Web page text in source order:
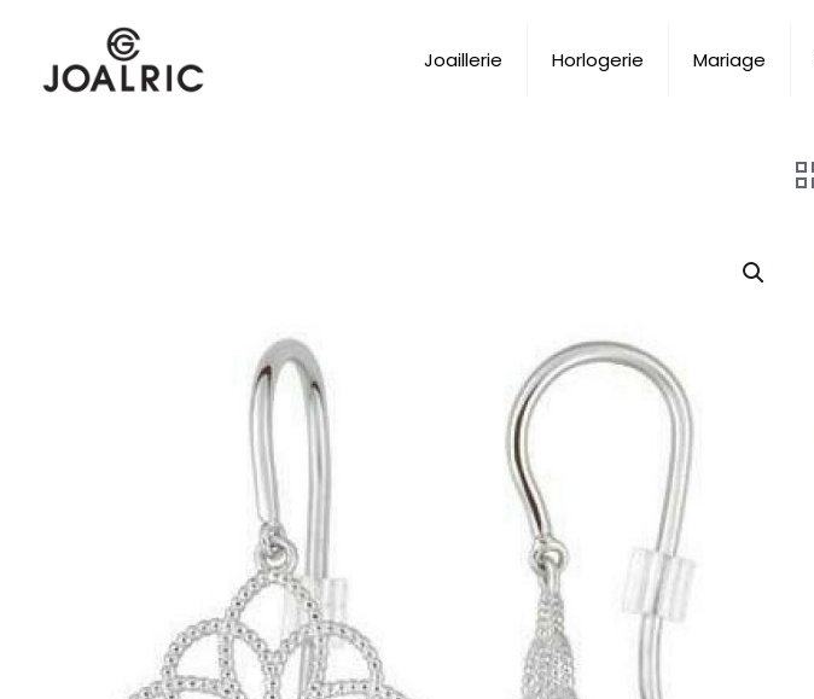
Joaillerie Horlogerie Mariage